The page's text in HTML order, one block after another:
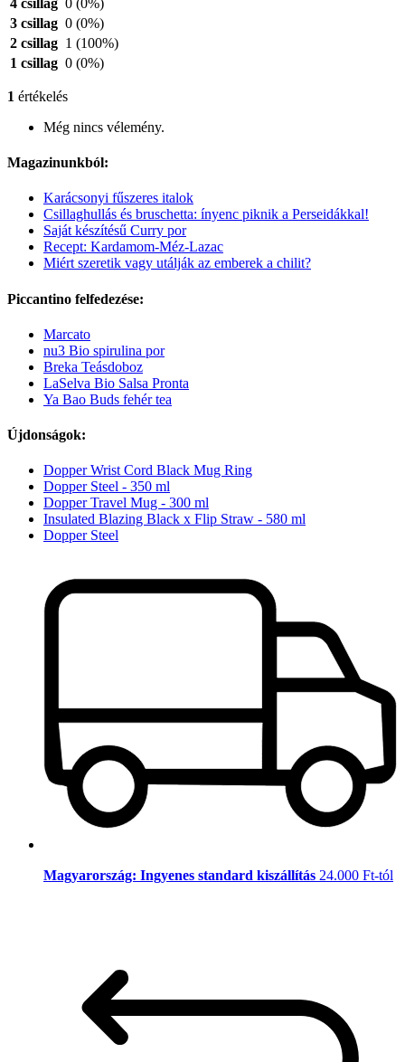
3 csillag 0 (0%)
2 csillag 1 (100%)
1 csillag 0 (0%)
1 értékelés
Még nincs vélemény.
Magazinunkból:
Karácsonyi fűszeres italok
Csillaghullás és bruschetta: ínyenc piknik a Perseidákkal!
Saját készítésű Curry por
Recept: Kardamom-Méz-Lazac
Miért szeretik vagy utálják az emberek a chilit?
Piccantino felfedezése:
Marcato
nu3 Bio spirulina por
Breka Teásdoboz
LaSelva Bio Salsa Pronta
Ya Bao Buds fehér tea
Újdonságok:
Dopper Wrist Cord Black Mug Ring
Dopper Steel - 350 ml
Dopper Travel Mug - 300 ml
Insulated Blazing Black x Flip Straw - 580 ml
Dopper Steel
Magyarország: Ingyenes standard kiszállítás 24.000 Ft-tól